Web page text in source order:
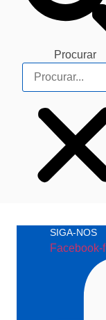
Procurar
SIGA-NOS
Facebook-f